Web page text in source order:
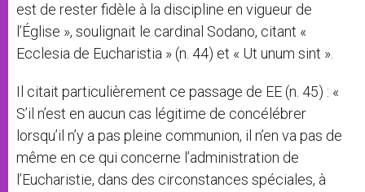
est de rester fidèle à la discipline en vigueur de
l’Église », soulignait le cardinal Sodano, citant «
Ecclesia de Eucharistia » (n. 44) et « Ut unum sint ».
Il citait particulièrement ce passage de EE (n. 45) : «
S’il n’est en aucun cas légitime de concélébrer
lorsqu’il n’y a pas pleine communion, il n’en va pas de
même en ce qui concerne l’administration de
l’Eucharistie, dans des circonstances spéciales, à